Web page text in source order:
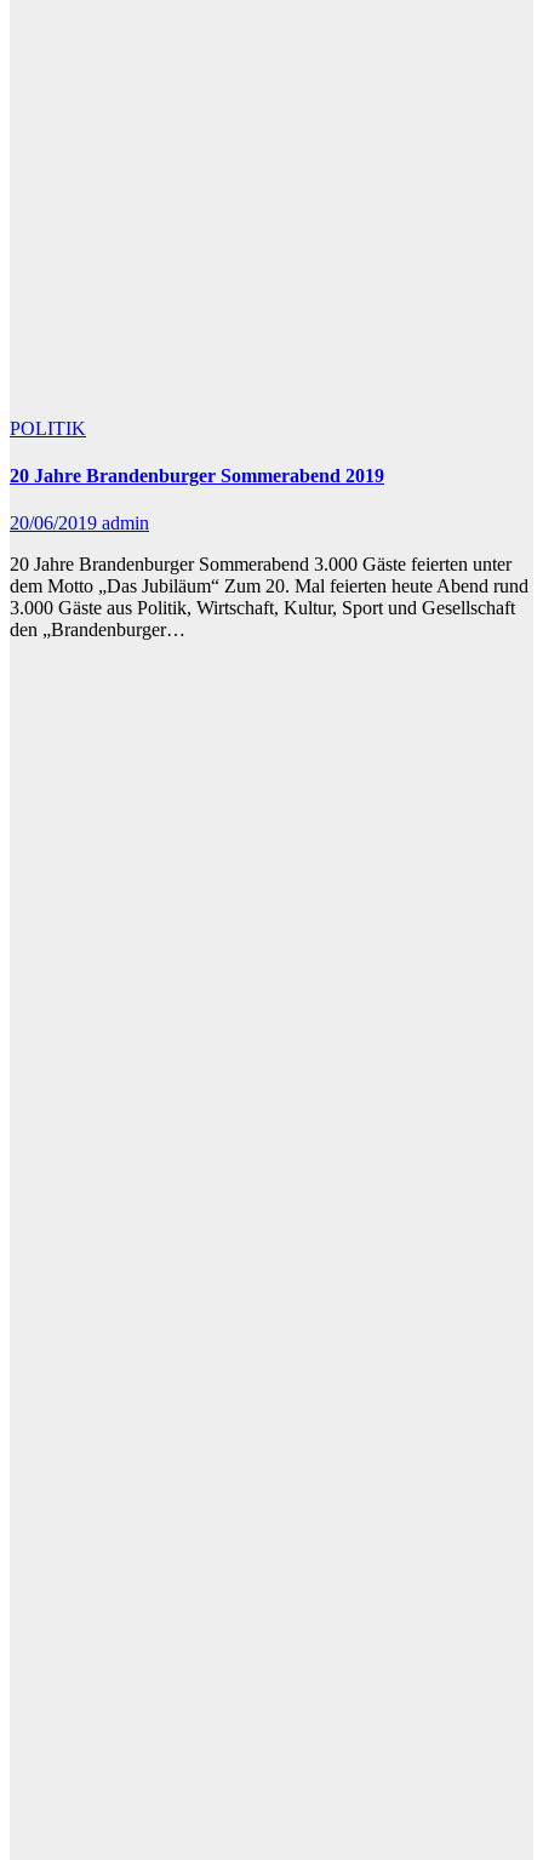
POLITIK
20 Jahre Brandenburger Sommerabend 2019
20/06/2019 admin
20 Jahre Brandenburger Sommerabend 3.000 Gäste feierten unter
dem Motto „Das Jubiläum“ Zum 20. Mal feierten heute Abend rund
3.000 Gäste aus Politik, Wirtschaft, Kultur, Sport und Gesellschaft
den „Brandenburger…